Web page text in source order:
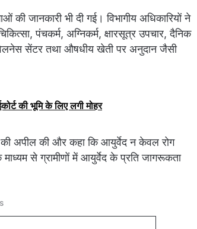
की जानकारी भी दी गई। विभागीय अधिकारियों ने
पंचकर्म, अग्निकर्म, क्षारसूत्र उपचार, दैनिक
वेलनेस सेंटर तथा औषधीय खेती पर अनुदान जैसी
की भूमि के लिए लगी मोहर
अपील की और कहा कि आयुर्वेद न केवल रोग
से ग्रामीणों में आयुर्वेद के प्रति जागरूकता